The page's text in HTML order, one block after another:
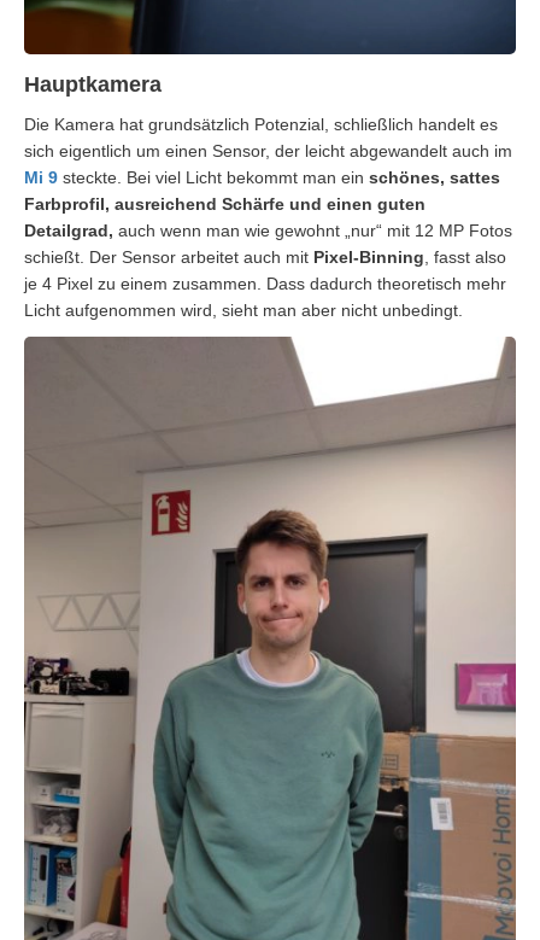
Hauptkamera
Die Kamera hat grundsätzlich Potenzial, schließlich handelt es
sich eigentlich um einen Sensor, der leicht abgewandelt auch im
Mi 9 steckte. Bei viel Licht bekommt man ein schönes, sattes
Farbprofil, ausreichend Schärfe und einen guten
Detailgrad, auch wenn man wie gewohnt „nur“ mit 12 MP Fotos
schießt. Der Sensor arbeitet auch mit Pixel-Binning , fasst also
je 4 Pixel zu einem zusammen. Dass dadurch theoretisch mehr
Licht aufgenommen wird, sieht man aber nicht unbedingt.